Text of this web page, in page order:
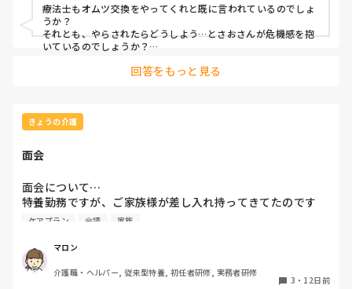
療法士もオムツ交換をやってくれと既に言われているのでしょ
うか？
それとも、やらされたらどうしよう…とさおさんが危機感を抱
いているのでしょうか？
当方回復期に勤めております。人手不足ではなく、療法士もや
その辞めた人は不潔がイヤでオムツ交換はリハの仕事じゃない
と…他の療法士はSTも含めて全員やっていました。
たんじゃないから辞めて当然だと…
確かに、オムツは利用者自身ではできないので、リハビリの評
価として疑問に思いますが、側臥位になったり、ベッド柵を持
つ、中には仰臥位でブリッヂでお尻を上げてくれるなどの動き
を評価する事はできるのかなと。マッサージやってるならつい
「私はオムツ交換やりません！」で突っぱねると、チームワー
クを乱すと捉えられると残念なので、せめてトイレやPトイレ
回答をもっと見る
きょうの介護
面会
面会について…
特養勤務ですが、ご家族様が差し入れ持ってきてたのです
が、職員には伝えず、ご本人様のお部屋に置きっぱなしされ
ケアプラン会議出席時に、職員から説明してるが改善は見ら
れてないみたいです。
ケアプラン 会議 家族
マロン
介護職・ヘルパー, 従来型特養, 初任者研修, 実務者研修
3 ・ 12日前